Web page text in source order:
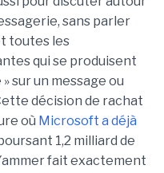
sans parler
toutes les
qui se produisent
sur un message ou
décision de rachat
où Microsoft a déjà
1,2 milliard de
fait exactement